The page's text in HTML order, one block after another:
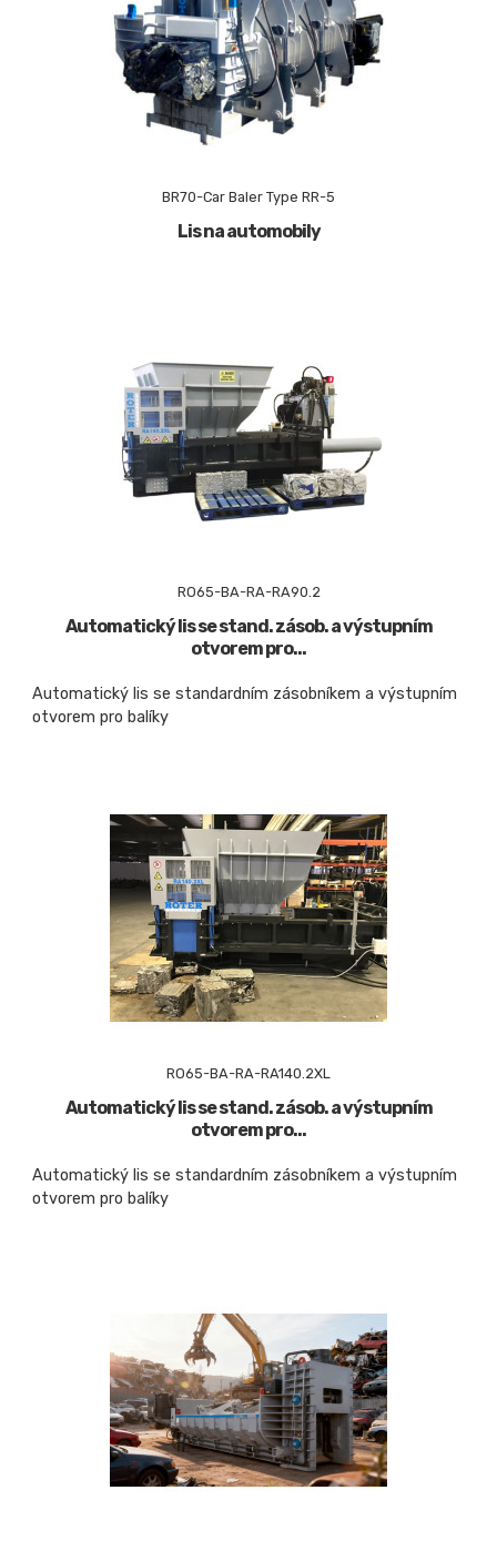
BR70-Car Baler Type RR-5
Lis na automobily
RO65-BA-RA-RA90.2
Automatický lis se stand. zásob. a výstupním
otvorem pro...
Automatický lis se standardním zásobníkem a výstupním
otvorem pro balíky
RO65-BA-RA-RA140.2XL
Automatický lis se stand. zásob. a výstupním
otvorem pro...
Automatický lis se standardním zásobníkem a výstupním
otvorem pro balíky